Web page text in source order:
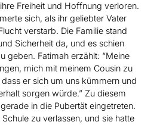
Freiheit und Hoffnung verloren.
sich, als ihr geliebter Vater
verstarb. Die Familie stand
Sicherheit da, und es schien
geben. Fatimah erzählt: “Meine
mich mit meinem Cousin zu
er sich um uns kümmern und
sorgen würde.” Zu diesem
in die Pubertät eingetreten.
zu verlassen, und sie hatte